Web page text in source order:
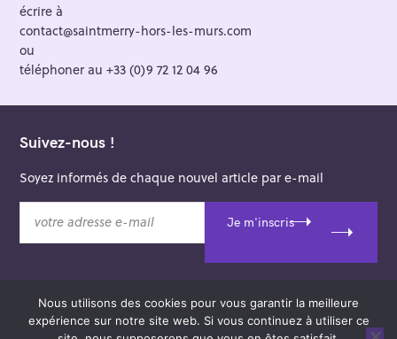
écrire à
contact@saintmerry-hors-les-murs.com
ou
téléphoner au +33 (0)9 72 12 04 96
Suivez-nous !
Soyez informés de chaque nouvel article par e-mail
t
Je m'inscris
© 2026 Saint-Merry Hors-les-Murs.
Nous utilisons des cookies pour vous garantir la meilleure
expérience sur notre site web. Si vous continuez à utiliser ce